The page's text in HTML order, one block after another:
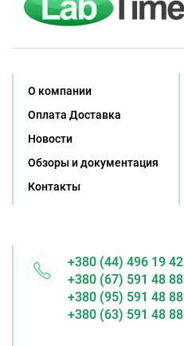
О компании
Оплата Доставка
Новости
Обзоры и документация
Контакты
+380 (44) 496 19 42
+380 (67) 591 48 88
+380 (95) 591 48 88
+380 (63) 591 48 88